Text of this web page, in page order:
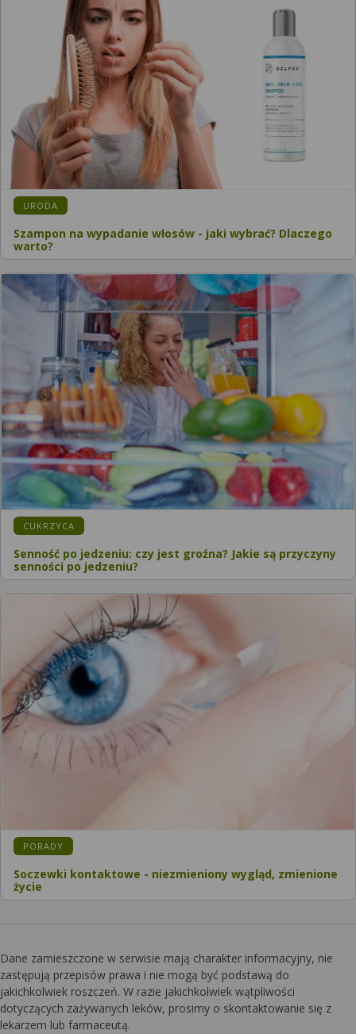
KATEGORIA:
URODA
Szampon na wypadanie włosów - jaki wybrać? Dlaczego
warto?
KATEGORIA:
CUKRZYCA
Senność po jedzeniu: czy jest groźna? Jakie są przyczyny
senności po jedzeniu?
KATEGORIA:
PORADY
Soczewki kontaktowe - niezmieniony wygląd, zmienione
życie
Dane zamieszczone w serwisie mają charakter informacyjny, nie
zastępują przepisów prawa i nie mogą być podstawą do
jakichkolwiek roszczeń. W razie jakichkolwiek wątpliwości
dotyczących zażywanych leków, prosimy o skontaktowanie się z
lekarzem lub farmaceutą.